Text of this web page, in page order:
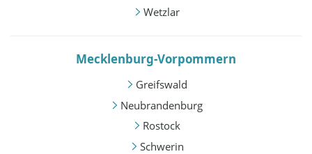
Wetzlar
Mecklenburg-Vorpommern
Greifswald
Neubrandenburg
Rostock
Schwerin